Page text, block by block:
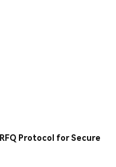
Protocol for Secure